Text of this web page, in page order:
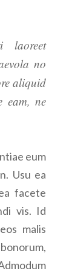
laoreet
no
aliquid
eam, ne
eum
Usu ea
facete
vis. Id
malis